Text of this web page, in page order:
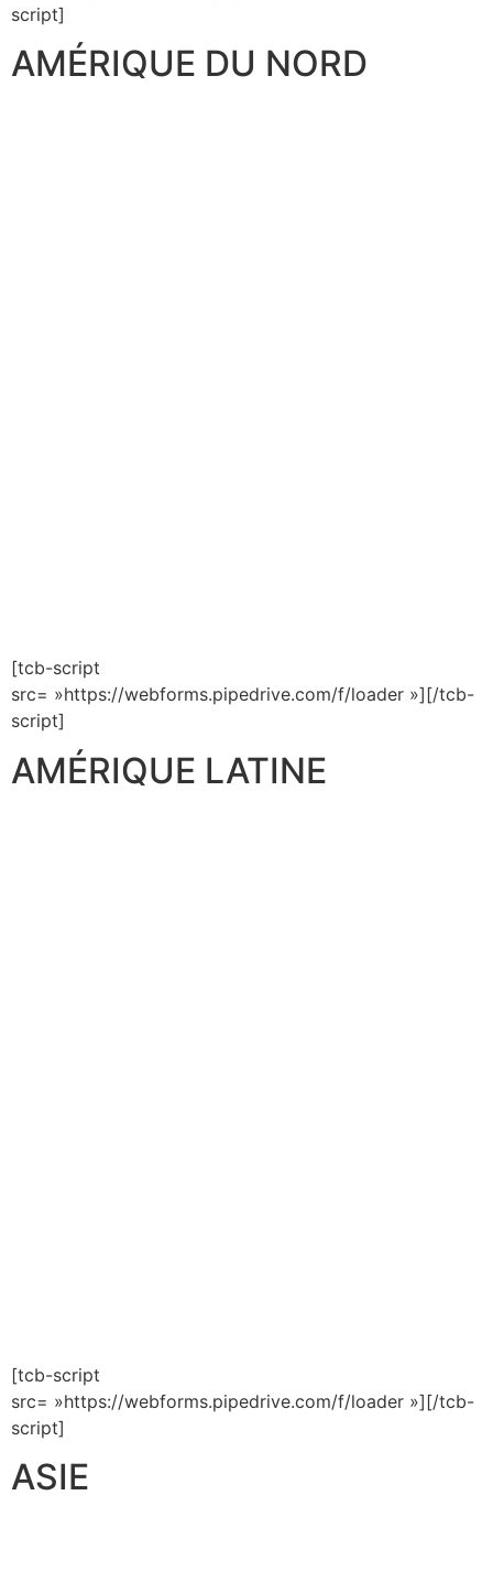
script]
AMÉRIQUE DU NORD
[tcb-script
src= »https://webforms.pipedrive.com/f/loader »][/tcb-
script]
AMÉRIQUE LATINE
[tcb-script
src= »https://webforms.pipedrive.com/f/loader »][/tcb-
script]
ASIE